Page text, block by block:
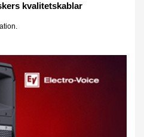
kvalitetskablar